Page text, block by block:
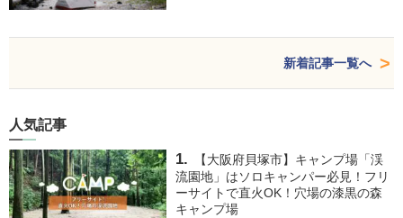
新着記事一覧へ
人気記事
【大阪府貝塚市】キャンプ場「渓
流園地」はソロキャンパー必見！フリ
ーサイトで直火OK！穴場の漆黒の森
キャンプ場